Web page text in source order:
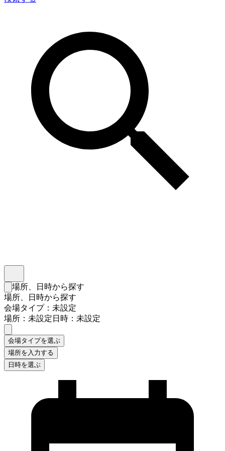
検索フォームを閉じる
場所、日時から探す
場所、日時から探す
会場タイプ：未設定
場所：未設定日時：未設定
会場タイプを選ぶ
場所を入力する
日時を選ぶ